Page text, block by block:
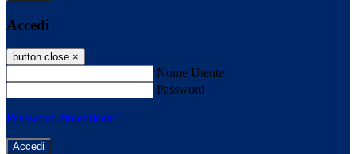
Accedi
button close ×
Nome Utente
Password
Password dimenticata?